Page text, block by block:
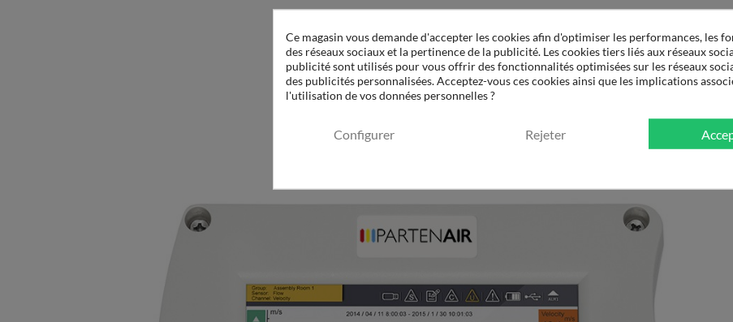
Ce magasin vous demande d'accepter les cookies afin d'optimiser les performances, les
des réseaux sociaux et la pertinence de la publicité. Les cookies tiers liés aux réseaux
publicité sont utilisés pour vous offrir des fonctionnalités optimisées sur les réseaux
des publicités personnalisées. Acceptez-vous ces cookies ainsi que les implications
l'utilisation de vos données personnelles ?
Configurer Rejeter